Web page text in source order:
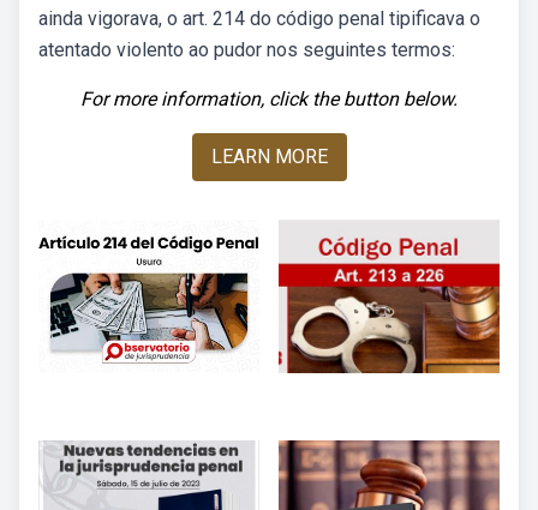
ainda vigorava, o art. 214 do código penal tipificava o
atentado violento ao pudor nos seguintes termos:
For more information, click the button below.
LEARN MORE